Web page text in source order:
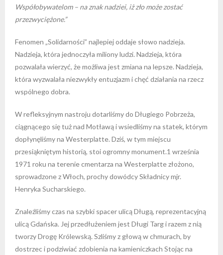
Współobywatelom – na znak nadziei, iż zło może zostać
przezwyciężone.”
Fenomen „Solidarności” najlepiej oddaje słowo nadzieja.
Nadzieja, która jednoczyła miliony ludzi. Nadzieja, która
pozwalała wierzyć, że możliwa jest zmiana na lepsze. Nadzieja,
która wyzwalała niezwykły entuzjazm i chęć działania na rzecz
wspólnego dobra.
W refleksyjnym nastroju dotarliśmy do Długiego Pobrzeża,
ciągnącego się tuż nad Motławą i wsiedliśmy na statek, którym
dopłynęliśmy na Westerplatte. Dziś, w tym miejscu
przesiąkniętym historią, stoi ogromny monument.1 września
1971 roku na terenie cmentarza na Westerplatte złożono,
sprowadzone z Włoch, prochy dowódcy Składnicy mjr.
Henryka Sucharskiego.
Znaleźliśmy czas na szybki spacer ulicą Długą, reprezentacyjną
ulicą Gdańska. Jej przedłużeniem jest Długi Targ i razem z nią
tworzy Drogę Królewską. Szliśmy z głową w chmurach, by
dostrzec i podziwiać zdobienia na kamieniczkach Stojąc na